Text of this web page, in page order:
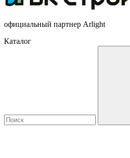
официальный партнер Arlight
Каталог